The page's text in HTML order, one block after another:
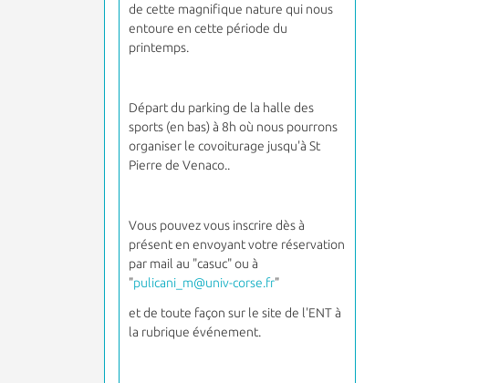
de cette magnifique nature qui nous
entoure en cette période du
printemps.
Départ du parking de la halle des
sports (en bas) à 8h où nous pourrons
organiser le covoiturage jusqu'à St
Pierre de Venaco..
Vous pouvez vous inscrire dès à
présent en envoyant votre réservation
par mail au "casuc" ou à
"pulicani_m@univ-corse.fr"
et de toute façon sur le site de l'ENT à
la rubrique événement.